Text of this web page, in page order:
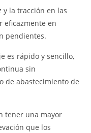
y la tracción en las
eficazmente en
pendientes.
es rápido y sencillo,
sin
de abastecimiento de
tener una mayor
que los